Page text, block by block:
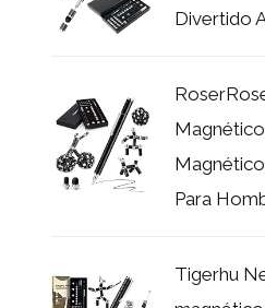
Divertido
Para
Tigerhu